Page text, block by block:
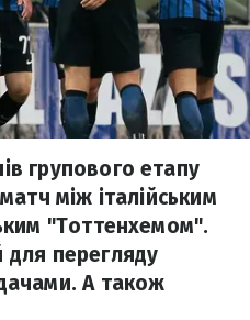
групового етапу
між італійським
"Тоттенхемом".
перегляду
А також